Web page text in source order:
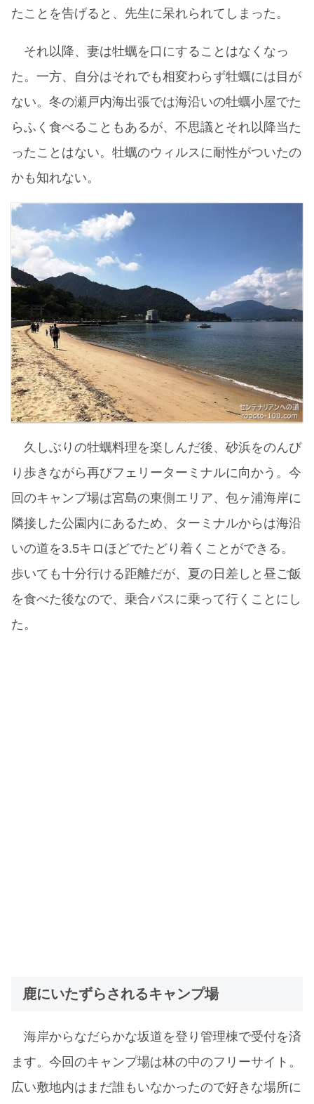
たことを告げると、先生に呆れられてしまった。
それ以降、妻は牡蠣を口にすることはなくなっ
た。一方、自分はそれでも相変わらず牡蠣には目が
ない。冬の瀬戸内海出張では海沿いの牡蠣小屋でた
らふく食べることもあるが、不思議とそれ以降当た
ったことはない。牡蠣のウィルスに耐性がついたの
かも知れない。
久しぶりの牡蠣料理を楽しんだ後、砂浜をのんび
り歩きながら再びフェリーターミナルに向かう。今
回のキャンプ場は宮島の東側エリア、包ヶ浦海岸に
隣接した公園内にあるため、ターミナルからは海沿
いの道を3.5キロほどでたどり着くことができる。
歩いても十分行ける距離だが、夏の日差しと昼ご飯
を食べた後なので、乗合バスに乗って行くことにし
た。
鹿にいたずらされるキャンプ場
海岸からなだらかな坂道を登り管理棟で受付を済
ます。今回のキャンプ場は林の中のフリーサイト。
広い敷地内はまだ誰もいなかったので好きな場所に